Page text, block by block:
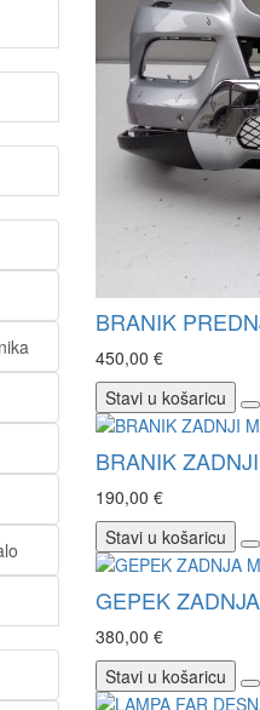
BRANIK
450,00 €
Stavi u košaricu
BRANIK
190,00 €
Stavi u košaricu
GEPEK
380,00 €
Stavi u košaricu